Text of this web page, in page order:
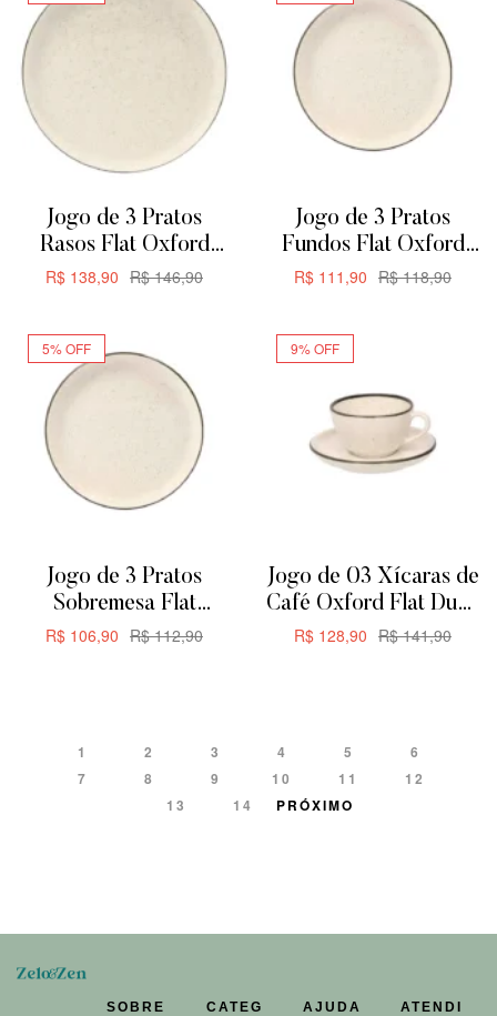
Jogo de 3 Pratos
Rasos Flat Oxford
Duna 26cm
R$146,90
R$ 138,90
Jogo de 3 Pratos
Fundos Flat Oxford
Duna 20,5cm
R$118,90
R$ 111,90
5% OFF
Jogo de 3 Pratos
Sobremesa Flat
Oxford Duna 20cm
R$112,90
R$ 106,90
9% OFF
Jogo de 03 Xícaras de
Café Oxford Flat Duna
200ML
R$141,90
R$ 128,90
1 2 3 4 5
6
7
8 9 10 11
12
13
14 PRÓXIMO
SOBRE CATEG AJUDA ATENDI